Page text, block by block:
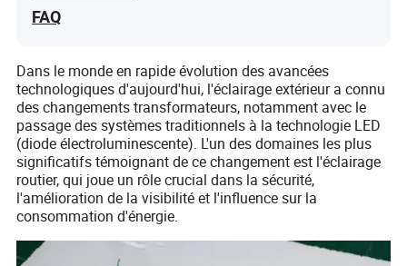
FAQ
Dans le monde en rapide évolution des avancées
technologiques d'aujourd'hui, l'éclairage extérieur a connu
des changements transformateurs, notamment avec le
passage des systèmes traditionnels à la technologie LED
(diode électroluminescente). L'un des domaines les plus
significatifs témoignant de ce changement est l'éclairage
routier, qui joue un rôle crucial dans la sécurité,
l'amélioration de la visibilité et l'influence sur la
consommation d'énergie.